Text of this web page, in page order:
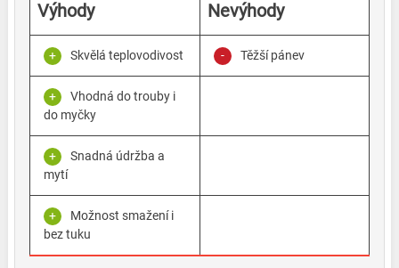
Výhody Nevýhody
Skvělá teplovodivost Těžší pánev
Vhodná do trouby i
do myčky
Snadná údržba a
mytí
Možnost smažení i
bez tuku